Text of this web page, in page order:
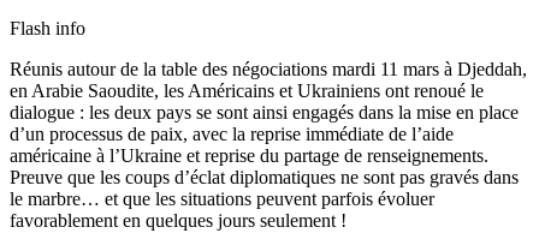
Flash info
Réunis autour de la table des négociations mardi 11 mars à Djeddah,
en Arabie Saoudite, les Américains et Ukrainiens ont renoué le
dialogue : les deux pays se sont ainsi engagés dans la mise en place
d’un processus de paix, avec la reprise immédiate de l’aide
américaine à l’Ukraine et reprise du partage de renseignements.
Preuve que les coups d’éclat diplomatiques ne sont pas gravés dans
le marbre… et que les situations peuvent parfois évoluer
favorablement en quelques jours seulement !